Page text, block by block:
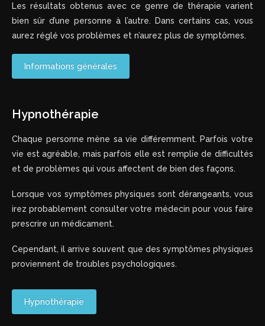
Les résultats obtenus avec ce genre de thérapie varient
bien sûr d’une personne à l’autre. Dans certains cas, vous
aurez réglé vos problèmes et n’aurez plus de symptômes.
Informations générales
Hypnothérapie
Chaque personne mène sa vie différemment. Parfois votre
vie est agréable, mais parfois elle est remplie de difficultés
et de problèmes qui vous affectent de bien des façons.
Lorsque vos symptômes physiques sont dérangeants, vous
irez probablement consulter votre médecin pour vous faire
prescrire un médicament.
Cependant, il arrive souvent que des symptômes physiques
proviennent de troubles psychologiques.
Hypnothérapie